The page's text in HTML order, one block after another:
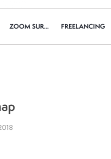
ZOOM SUR… FREELANCING